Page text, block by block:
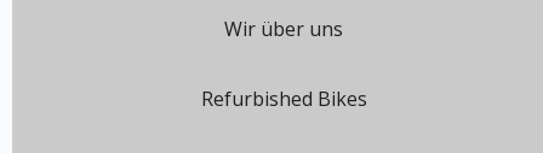
Wir über uns
Refurbished Bikes